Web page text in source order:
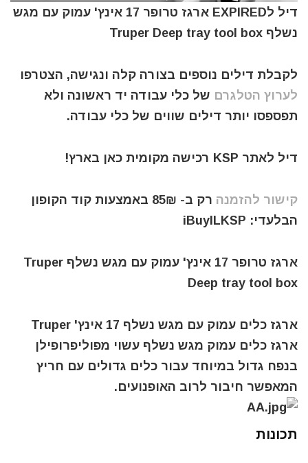
דיל לEXPIRED ארגז טרופר 17 אינץ' עמוק עם מגש
נשלף Truper Deep tray tool box
לקבלת דילים נוספים בצורה קלה ונגישה, הצטרפו
לערוץ הטלגרם של כלי עבודה יד ראשונה ולא
תפספסו יותר דילים שווים של כלי עבודה.
דיל לאתר KSP רכישה מקומית כאן בארץ!
קישור להזמנה
רק ב- 85₪ באמצעות קוד הקופון
הבלעדי: iBuyILKSP
ארגז טרופר 17 אינץ' עמוק עם מגש נשלף Truper
Deep tray tool box
ארגז כלים עמוק עם מגש נשלף 17 אינץ' Truper
ארגז כלים עמוק מגש נשלף עשוי מפוליפרופילן
בנפח גדול במיוחד עבור כלים גדולים עם חריץ
המאפשר חיבור לרוב האופנועים.
תכונות